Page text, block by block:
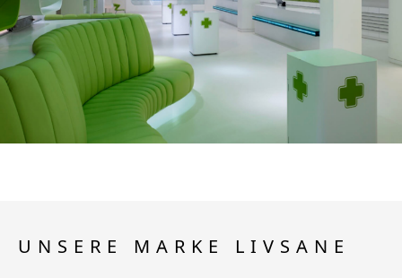
UNSERE MARKE LIVSANE